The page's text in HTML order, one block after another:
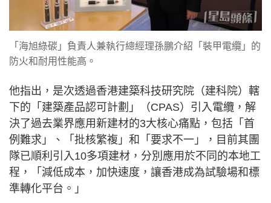
「海旭綠碳」負責人兼執行總經理孫鵬介紹「裝甲電纜」的
防火和耐用性能高。
他指出，是次透過香港建築科技研究院（建科院）轄
下的「建築產品認可計劃」（CPAS）引入電纜，解
決了過去業界應用新建材的3大核心痛點，包括「首
例難求」、「批核繁複」和「要求不一」，目前其團
隊已順利引入10多項建材，分別應用於不同的本地工
程，「減低成本，加快速度，讓香港成為試驗場和標
準轉化平台。」